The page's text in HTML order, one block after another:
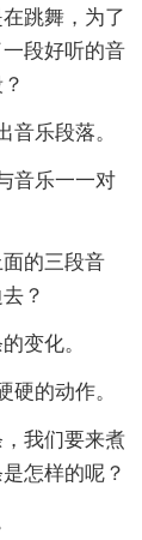
跳舞，为了
段好听的音
乐段落。
音乐一一对
的三段音
？
变化。
硬的动作。
我们要来煮
怎样的呢？